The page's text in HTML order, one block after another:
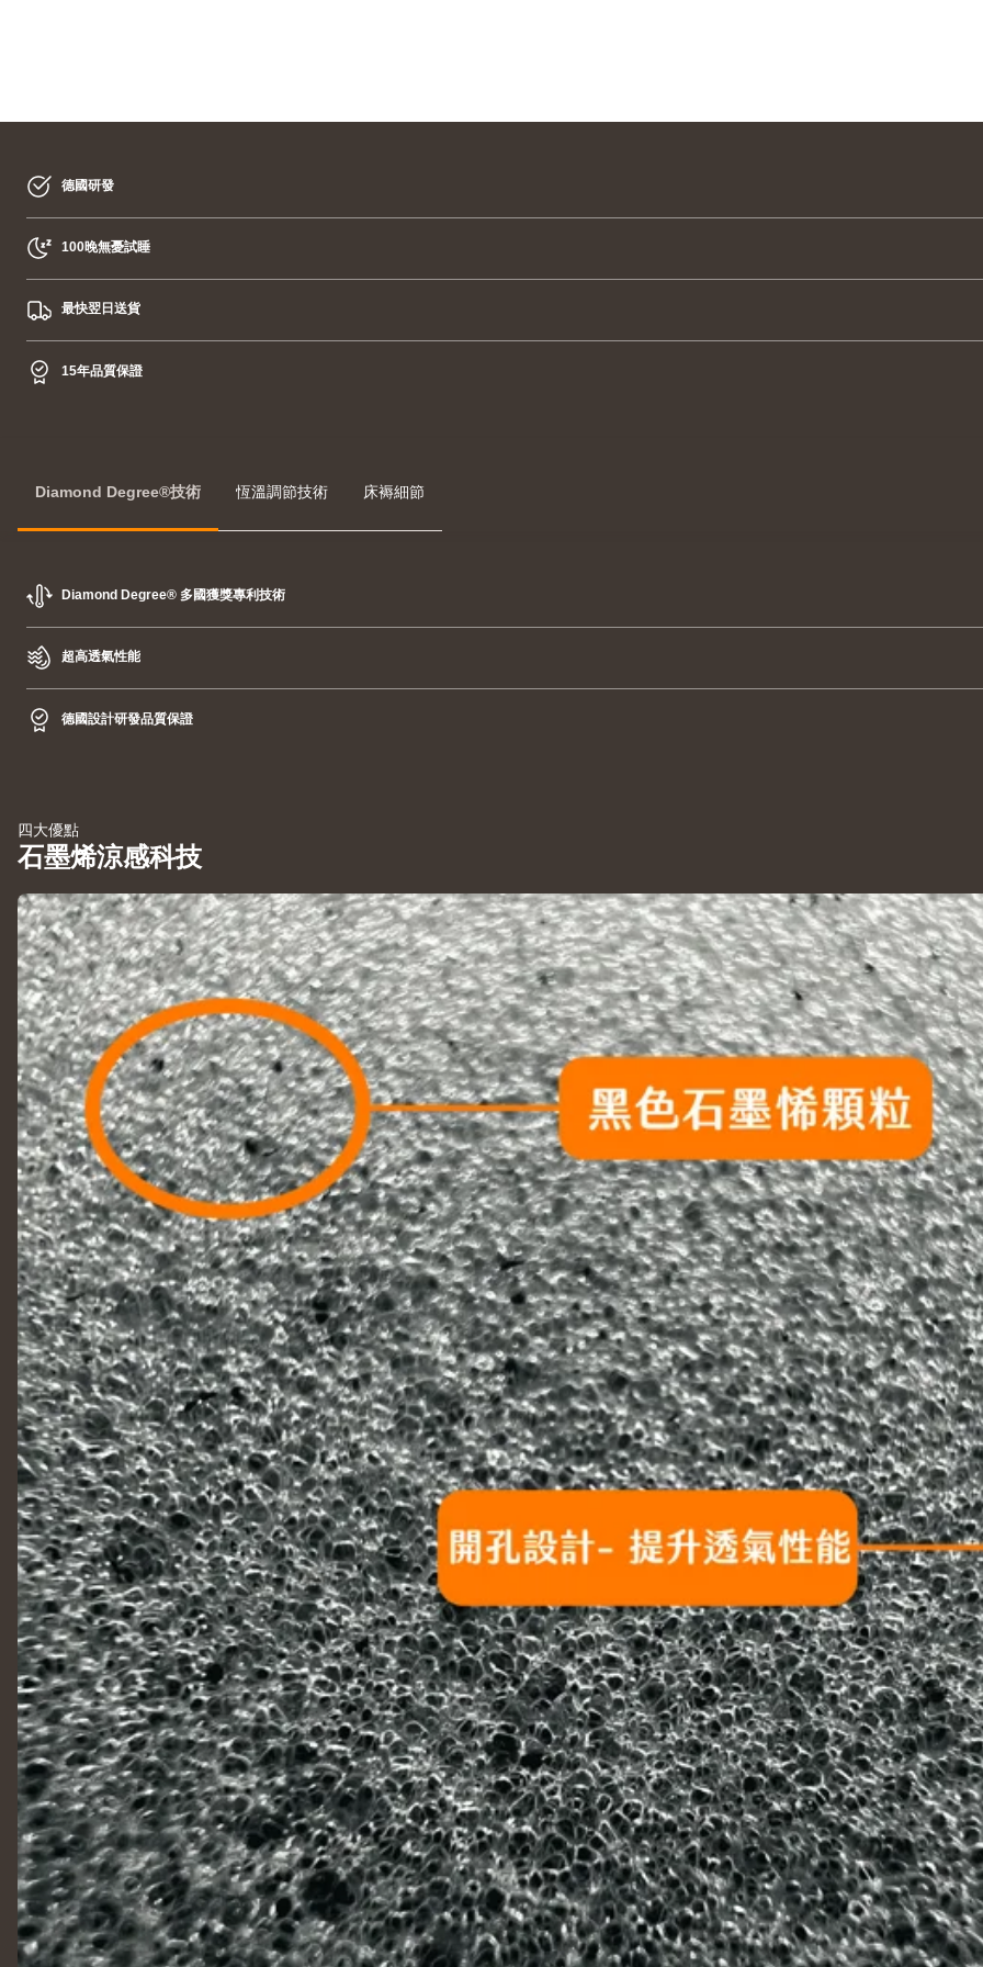
德國研發
100晚無憂試睡
最快翌日送貨
15年品質保證
Diamond Degree®技術 恆溫調節技術 床褥細節
Diamond Degree® 多國獲獎專利技術
超高透氣性能
德國設計研發品質保證
四大優點
石墨烯涼感科技